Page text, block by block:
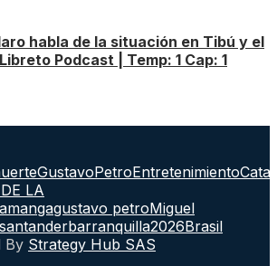
habla de la situación en Tibú y el
Podcast | Temp: 1 Cap: 1
GustavoPetroEntretenimiento
LA
gustavo petroMiguel
santanderbarranquilla2026Brasil
By Strategy Hub SAS